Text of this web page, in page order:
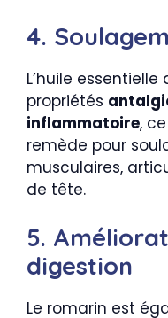
4.
L’huile
propriétés
inflammatoire,
remède pour
musculaires,
de tête.
5.
digestion
Le romarin est